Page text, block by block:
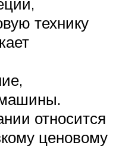
технику
относится
ценовому